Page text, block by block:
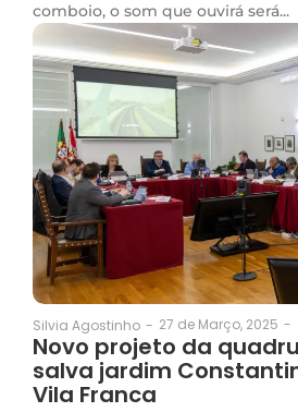
comboio, o som que ouvirá será...
Silvia Agostinho - 27 de Março, 2025 -
Novo projeto da
salva jardim
Vila Franca